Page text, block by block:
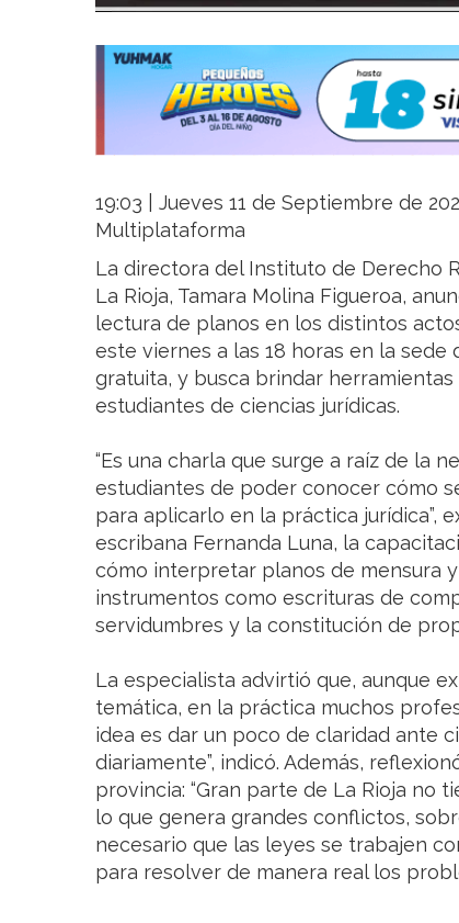
19:03 | Jueves 11 de Septiembre de
Multiplataforma
La directora del Instituto de Derecho
La Rioja, Tamara Molina Figueroa,
lectura de planos en los distintos
este viernes a las 18 horas en la
gratuita, y busca brindar
estudiantes de ciencias jurídicas.
“Es una charla que surge a raíz de la
estudiantes de poder conocer cómo
para aplicarlo en la práctica jurídica”,
escribana Fernanda Luna, la
cómo interpretar planos de mensura
instrumentos como escrituras de
servidumbres y la constitución de
La especialista advirtió que, aunque
temática, en la práctica muchos
idea es dar un poco de claridad ante
diariamente”, indicó. Además,
provincia: “Gran parte de La Rioja no
lo que genera grandes conflictos,
necesario que las leyes se trabajen
para resolver de manera real los